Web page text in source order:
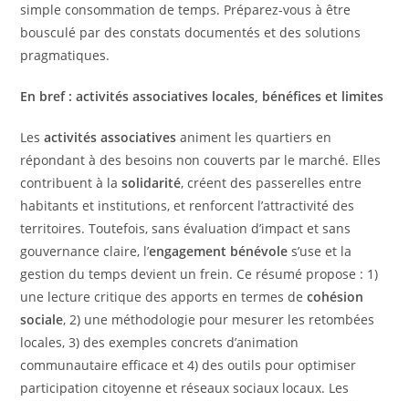
simple consommation de temps. Préparez-vous à être
bousculé par des constats documentés et des solutions
pragmatiques.
En bref : activités associatives locales, bénéfices et limites
Lesactivités associatives animent les quartiers en
répondant à des besoins non couverts par le marché. Elles
contribuent à lasolidarité, créent des passerelles entre
habitants et institutions, et renforcent l’attractivité des
territoires. Toutefois, sans évaluation d’impact et sans
gouvernance claire, l’engagement bénévole s’use et la
gestion du temps devient un frein. Ce résumé propose : 1)
une lecture critique des apports en termes decohésion
sociale, 2) une méthodologie pour mesurer les retombées
locales, 3) des exemples concrets d’animation
communautaire efficace et 4) des outils pour optimiser
participation citoyenne et réseaux sociaux locaux. Les